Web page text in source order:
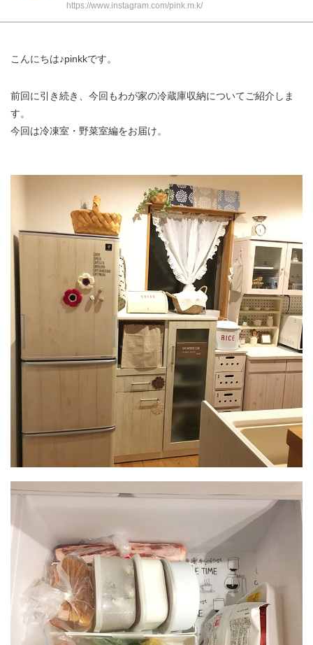
https://www.instagram.com/pink.m.k/
こんにちは♪pinkkです。
前回に引き続き、今回もわが家の冷蔵庫収納についてご紹介しま
す。
今回は冷凍室・野菜室編をお届け。